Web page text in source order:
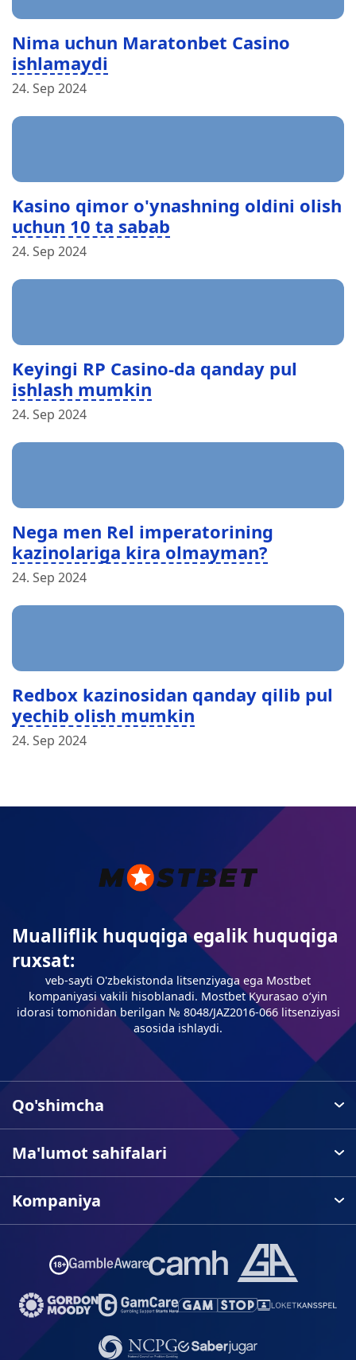
Nima uchun Maratonbet Casino
ishlamaydi
24. Sep 2024
Kasino qimor o'ynashning oldini olish
uchun 10 ta sabab
24. Sep 2024
Keyingi RP Casino-da qanday pul
ishlash mumkin
24. Sep 2024
Nega men Rel imperatorining
kazinolariga kira olmayman?
24. Sep 2024
Redbox kazinosidan qanday qilib pul
yechib olish mumkin
24. Sep 2024
Mualliflik huquqiga egalik huquqiga
ruxsat:
veb-sayti O'zbekistonda litsenziyaga ega Mostbet
kompaniyasi vakili hisoblanadi. Mostbet Kyurasao oʻyin
idorasi tomonidan berilgan № 8048/JAZ2016-066 litsenziyasi
asosida ishlaydi.
Qo'shimcha
Ma'lumot sahifalari
Kompaniya